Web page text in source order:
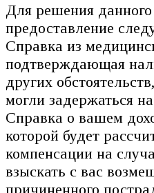
Для решения данного
предоставление
Справка из
подтверждающая
других
могли задержаться
Справка о вашем
которой будет
компенсации на
взыскать с вас
причиненного